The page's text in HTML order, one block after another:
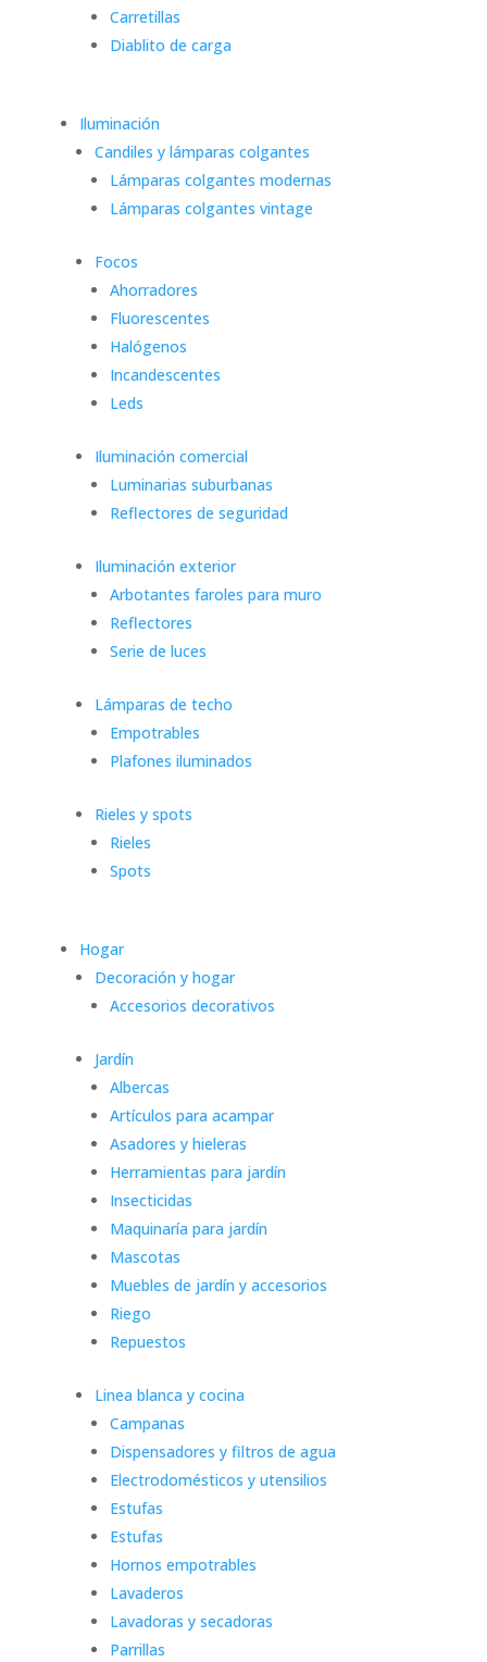
Carretillas
Diablito de carga
Iluminación
Candiles y lámparas colgantes
Lámparas colgantes modernas
Lámparas colgantes vintage
Focos
Ahorradores
Fluorescentes
Halógenos
Incandescentes
Leds
Iluminación comercial
Luminarias suburbanas
Reflectores de seguridad
Iluminación exterior
Arbotantes faroles para muro
Reflectores
Serie de luces
Lámparas de techo
Empotrables
Plafones iluminados
Rieles y spots
Rieles
Spots
Hogar
Decoración y hogar
Accesorios decorativos
Jardín
Albercas
Artículos para acampar
Asadores y hieleras
Herramientas para jardín
Insecticidas
Maquinaría para jardín
Mascotas
Muebles de jardín y accesorios
Riego
Repuestos
Linea blanca y cocina
Campanas
Dispensadores y filtros de agua
Electrodomésticos y utensilios
Estufas
Estufas
Hornos empotrables
Lavaderos
Lavadoras y secadoras
Parrillas